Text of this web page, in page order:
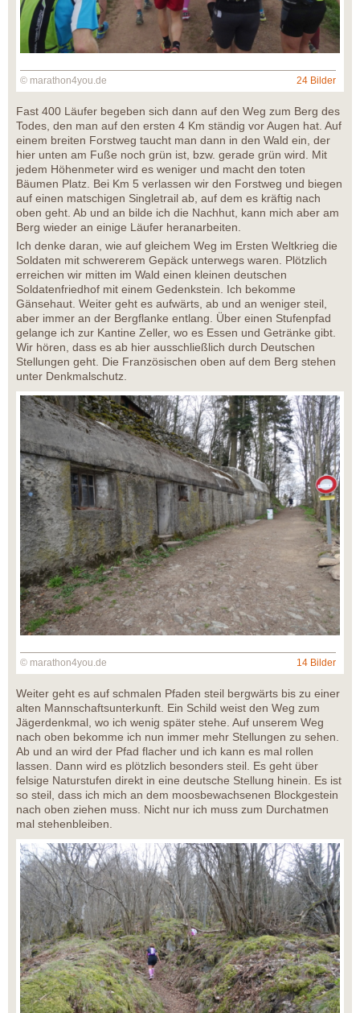
© marathon4you.de 24 Bilder
Fast 400 Läufer begeben sich dann auf den Weg zum Berg des
Todes, den man auf den ersten 4 Km ständig vor Augen hat. Auf
einem breiten Forstweg taucht man dann in den Wald ein, der
hier unten am Fuße noch grün ist, bzw. gerade grün wird. Mit
jedem Höhenmeter wird es weniger und macht den toten
Bäumen Platz. Bei Km 5 verlassen wir den Forstweg und biegen
auf einen matschigen Singletrail ab, auf dem es kräftig nach
oben geht. Ab und an bilde ich die Nachhut, kann mich aber am
Berg wieder an einige Läufer heranarbeiten.
Ich denke daran, wie auf gleichem Weg im Ersten Weltkrieg die
Soldaten mit schwererem Gepäck unterwegs waren. Plötzlich
erreichen wir mitten im Wald einen kleinen deutschen
Soldatenfriedhof mit einem Gedenkstein. Ich bekomme
Gänsehaut. Weiter geht es aufwärts, ab und an weniger steil,
aber immer an der Bergflanke entlang. Über einen Stufenpfad
gelange ich zur Kantine Zeller, wo es Essen und Getränke gibt.
Wir hören, dass es ab hier ausschließlich durch Deutschen
Stellungen geht. Die Französischen oben auf dem Berg stehen
unter Denkmalschutz.
© marathon4you.de 14 Bilder
Weiter geht es auf schmalen Pfaden steil bergwärts bis zu einer
alten Mannschaftsunterkunft. Ein Schild weist den Weg zum
Jägerdenkmal, wo ich wenig später stehe. Auf unserem Weg
nach oben bekomme ich nun immer mehr Stellungen zu sehen.
Ab und an wird der Pfad flacher und ich kann es mal rollen
lassen. Dann wird es plötzlich besonders steil. Es geht über
felsige Naturstufen direkt in eine deutsche Stellung hinein. Es ist
so steil, dass ich mich an dem moosbewachsenen Blockgestein
nach oben ziehen muss. Nicht nur ich muss zum Durchatmen
mal stehenbleiben.